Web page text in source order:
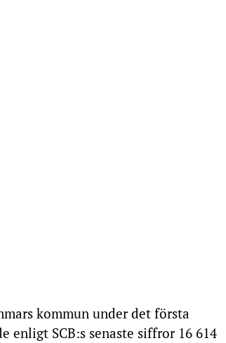
kommun under det första
enligt SCB:s senaste siffror 16 614